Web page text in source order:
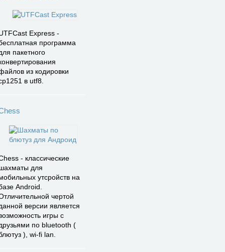
Express -
программа
пакетного
из кодировки
в utf8.
- классические
для
утсройств на
Android.
чертой
версии является
игры с
по bluetooth (
), wi-fi lan.